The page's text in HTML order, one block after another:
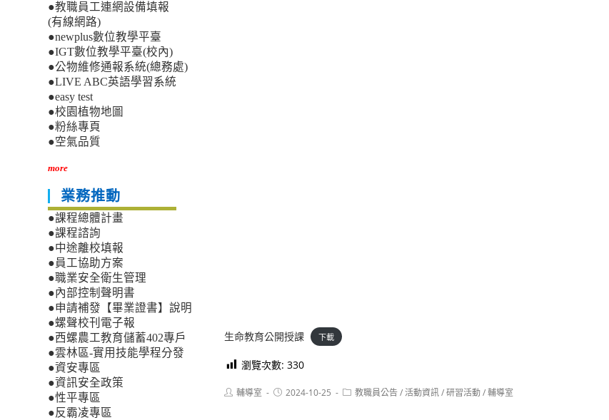
生命教育公開授課 下載
瀏覽次數: 330
Post輔導室
Post2024-10-25
Post教職員公告/活動資訊/研習活動/輔導室
●教職員工連網設備填報
(有線網路)
●newplus數位教學平臺
●IGT數位教學平臺(校內)
●公物維修通報系統(總務處)
●LIVE ABC英語學習系統
●easy test
●校園植物地圖
●粉絲專頁
●空氣品質
more
業務推動
●課程總體計畫
●課程諮詢
●中途離校填報
●員工協助方案
●職業安全衛生管理
●內部控制聲明書
●申請補發【畢業證書】說明
●螺聲校刊電子報
●西螺農工教育儲蓄402專戶
●雲林區-實用技能學程分發
●資安專區
●資訊安全政策
●性平專區
●反霸凌專區